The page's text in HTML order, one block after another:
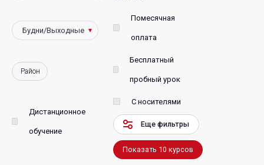
Район
Дистанционное
обучение
Помесячная
оплата
Бесплатный
пробный урок
С носителями
Еще фильтры
Показать 10 курсов